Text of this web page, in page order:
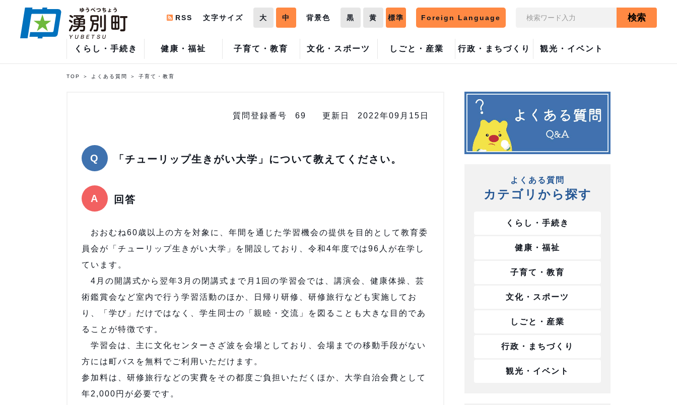
くらし・手続き 健康・福祉 子育て・教育 文化・スポーツ しごと・産業 行政・まちづくり 観光・イベント
RSS 文字サイズ 大 中 背景色 黒 黄 標準 Foreign Language 検索
TOP よくある質問 子育て・教育
質問登録番号 69 更新日 2022年09月15日
「チューリップ生きがい大学」について教えてください。
回答
おおむね60歳以上の方を対象に、年間を通じた学習機会の提供を目的として教育委
員会が「チューリップ生きがい大学」を開設しており、令和4年度では96人が在学し
ています。
4月の開講式から翌年3月の閉講式まで月1回の学習会では、講演会、健康体操、芸
術鑑賞会など室内で行う学習活動のほか、日帰り研修、研修旅行なども実施してお
り、「学び」だけではなく、学生同士の「親睦・交流」を図ることも大きな目的であ
ることが特徴です。
学習会は、主に文化センターさざ波を会場としており、会場までの移動手段がない
方には町バスを無料でご利用いただけます。
参加料は、研修旅行などの実費をその都度ご負担いただくほか、大学自治会費として
年2,000円が必要です。
よくある質問
カテゴリから探す
くらし・手続き
健康・福祉
子育て・教育
文化・スポーツ
しごと・産業
行政・まちづくり
観光・イベント